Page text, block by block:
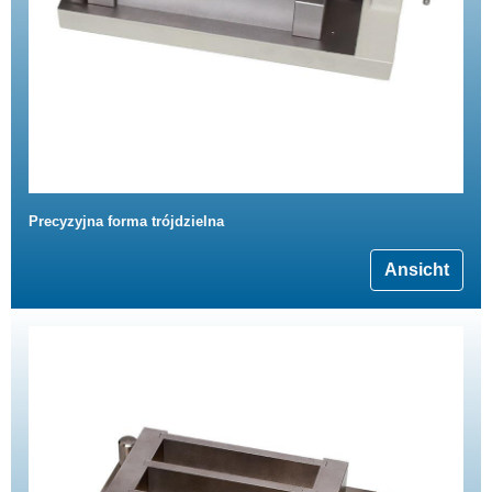
Precyzyjna forma trójdzielna
Ansicht